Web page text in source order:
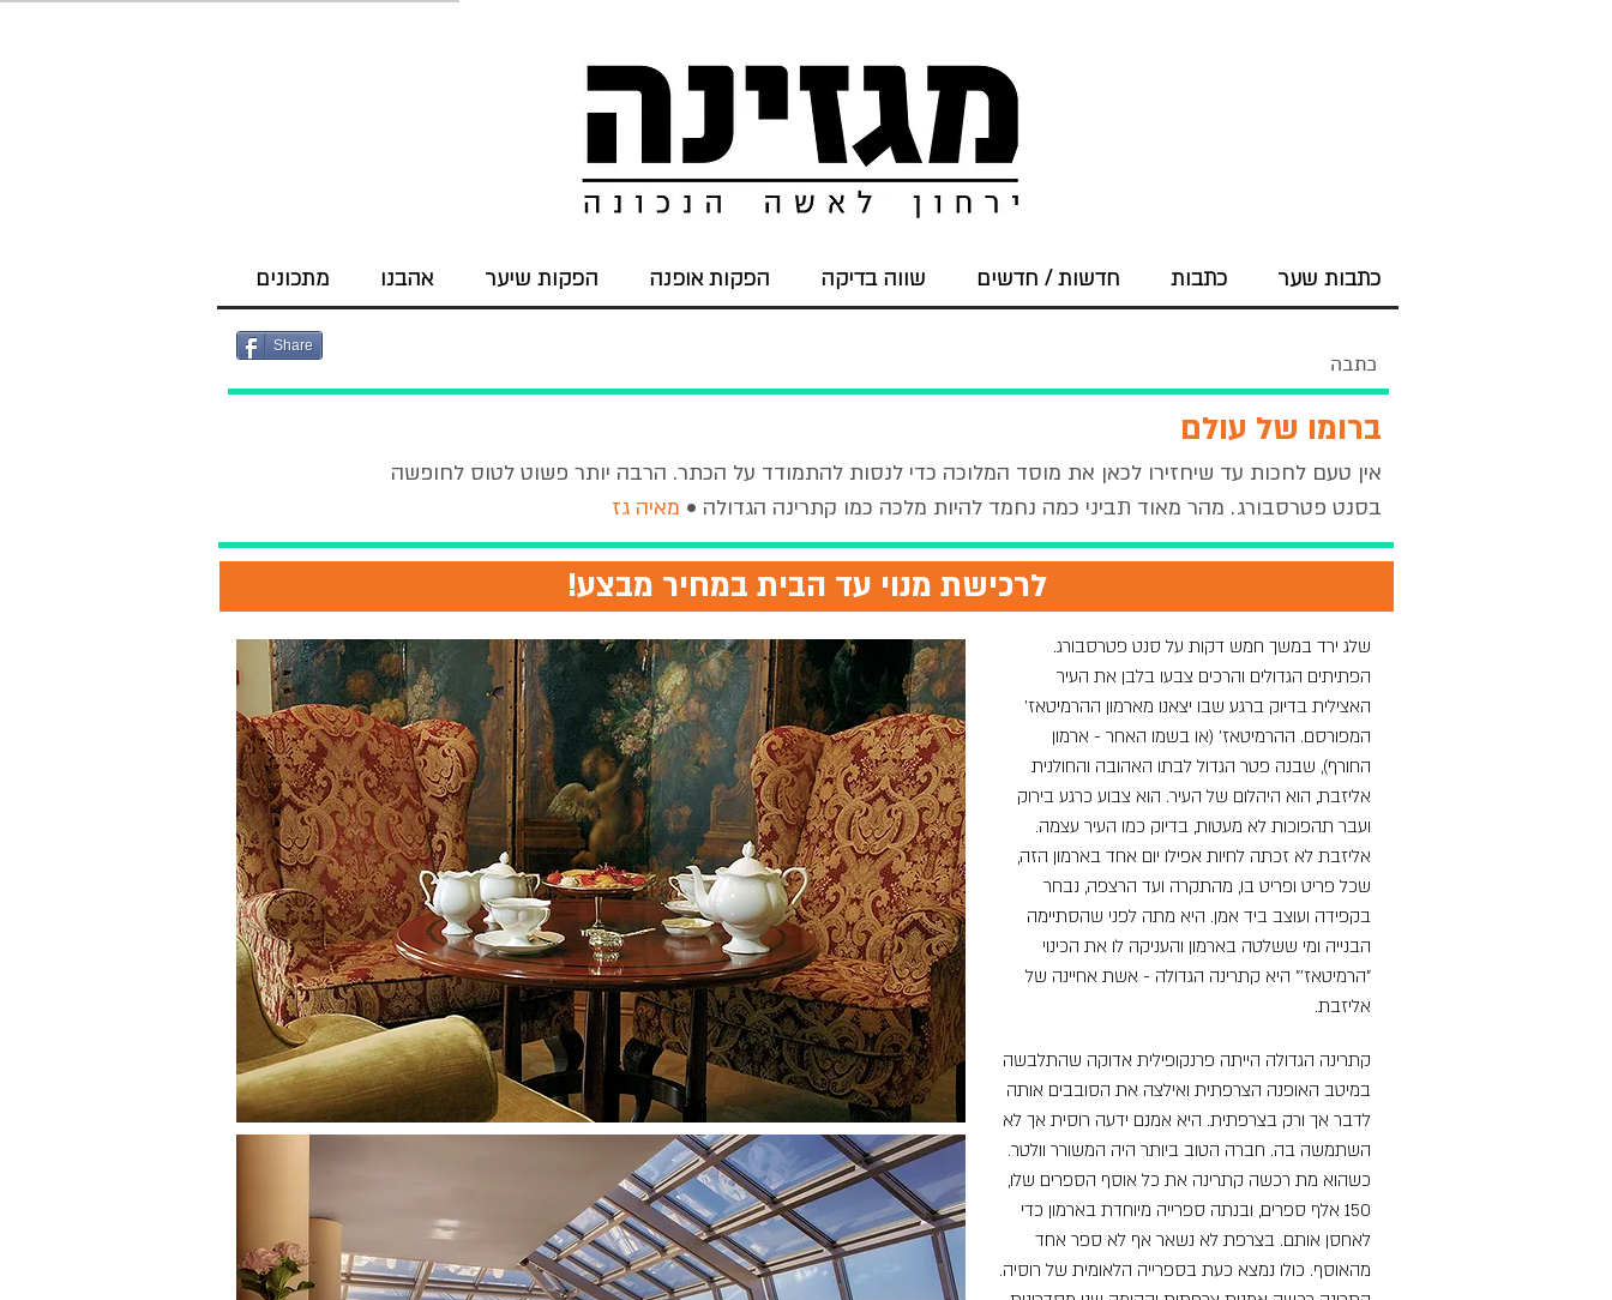
מתכונים אהבנו הפקות שיער הפקות אופנה שווה בדיקה חדשות / חדשים כתבות כתבות שער
Share
כתבה
ברומו של עולם
אין טעם לחכות עד שיחזירו לכאן את מוסד המלוכה כדי לנסות להתמודד על הכתר. הרבה יותר פשוט לטוס לחופשה
בסנט פטרסבורג. מהר מאוד תביני כמה נחמד להיות מלכה כמו קתרינה הגדולה • מאיה גז
!לרכישת מנוי עד הבית במחיר מבצע
שלג ירד במשך חמש דקות על סנט פטרסבורג.
הפתיתים הגדולים והרכים צבעו בלבן את העיר
האצילית בדיוק ברגע שבו יצאנו מארמון ההרמיטאז'
המפורסם. ההרמיטאז' (או בשמו האחר - ארמון
החורף), שבנה פטר הגדול לבתו האהובה והחולנית
אליזבת, הוא היהלום של העיר. הוא צבוע כרגע בירוק
ועבר תהפוכות לא מעטות, בדיוק כמו העיר עצמה.
אליזבת לא זכתה לחיות אפילו יום אחד בארמון הזה,
שכל פריט ופריט בו, מהתקרה ועד הרצפה, נבחר
בקפידה ועוצב ביד אמן. היא מתה לפני שהסתיימה
הבנייה ומי ששלטה בארמון והעניקה לו את הכינוי
"הרמיטאז'" היא קתרינה הגדולה - אשת אחיינה של
אליזבת.
קתרינה הגדולה הייתה פרנקופילית אדוקה שהתלבשה
במיטב האופנה הצרפתית ואילצה את הסובבים אותה
לדבר אך ורק בצרפתית. היא אמנם ידעה רוסית אך לא
השתמשה בה. חברה הטוב ביותר היה המשורר וולטר.
כשהוא מת רכשה קתרינה את כל אוסף הספרים שלו,
150 אלף ספרים, ובנתה ספרייה מיוחדת בארמון כדי
לאחסן אותם. בצרפת לא נשאר אף לא ספר אחד
מהאוסף. כולו נמצא כעת בספרייה הלאומית של רוסיה.